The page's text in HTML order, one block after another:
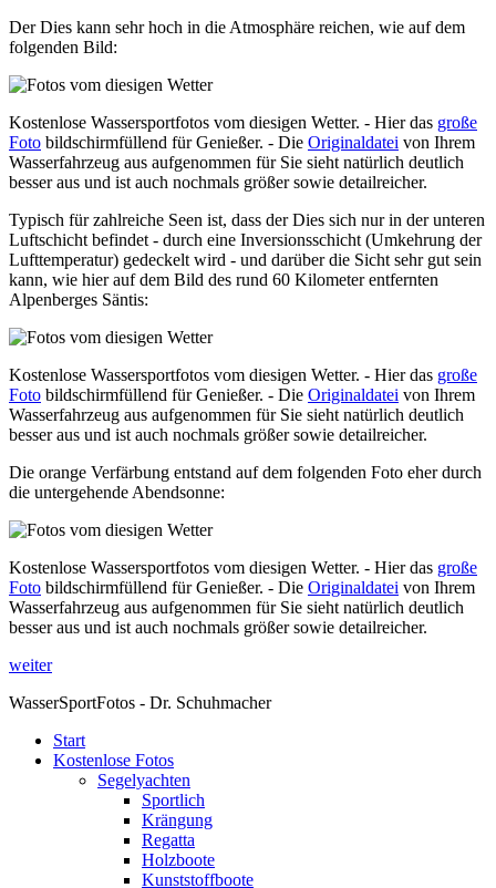
Der Dies kann sehr hoch in die Atmosphäre reichen, wie auf dem
folgenden Bild:
Kostenlose Wassersportfotos vom diesigen Wetter. - Hier das große
Foto bildschirmfüllend für Genießer. - Die Originaldatei von Ihrem
Wasserfahrzeug aus aufgenommen für Sie sieht natürlich deutlich
besser aus und ist auch nochmals größer sowie detailreicher.
Typisch für zahlreiche Seen ist, dass der Dies sich nur in der unteren
Luftschicht befindet - durch eine Inversionsschicht (Umkehrung der
Lufttemperatur) gedeckelt wird - und darüber die Sicht sehr gut sein
kann, wie hier auf dem Bild des rund 60 Kilometer entfernten
Alpenberges Säntis:
Kostenlose Wassersportfotos vom diesigen Wetter. - Hier das große
Foto bildschirmfüllend für Genießer. - Die Originaldatei von Ihrem
Wasserfahrzeug aus aufgenommen für Sie sieht natürlich deutlich
besser aus und ist auch nochmals größer sowie detailreicher.
Die orange Verfärbung entstand auf dem folgenden Foto eher durch
die untergehende Abendsonne:
Kostenlose Wassersportfotos vom diesigen Wetter. - Hier das große
Foto bildschirmfüllend für Genießer. - Die Originaldatei von Ihrem
Wasserfahrzeug aus aufgenommen für Sie sieht natürlich deutlich
besser aus und ist auch nochmals größer sowie detailreicher.
weiter
WasserSportFotos - Dr. Schuhmacher
Start
Kostenlose Fotos
Segelyachten
Sportlich
Krängung
Regatta
Holzboote
Kunststoffboote